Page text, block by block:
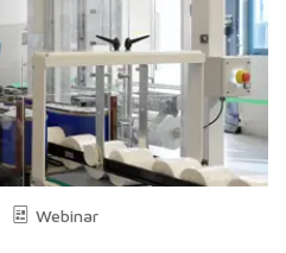
Webinar